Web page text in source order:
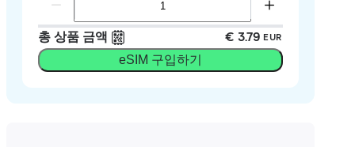
총 상품 금액 € 3.79 EUR
eSIM 구입하기